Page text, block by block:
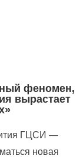
феномен,
вырастает
ГЦСИ —
новая